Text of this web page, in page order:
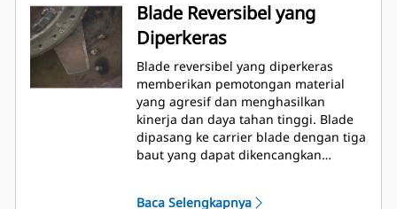
Blade Reversibel yang
Diperkeras
Blade reversibel yang diperkeras
memberikan pemotongan material
yang agresif dan menghasilkan
kinerja dan daya tahan tinggi. Blade
dipasang ke carrier blade dengan tiga
baut yang dapat dikencangkan
Baca Selengkapnya